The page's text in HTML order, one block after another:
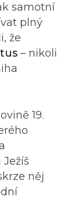
samotní
plný
že
– nikoli
19.
Ježíš
něj